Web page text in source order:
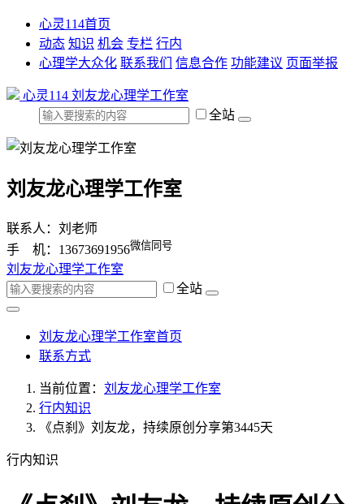
心灵114首页
动态 知识 机会 专栏 行内
心理学大众化 联系我们 信息合作 功能建议 页面举报
心灵114 刘友龙心理学工作室
全站
刘友龙心理学工作室
联系人：刘老师
手 机：13673691956微信同号
刘友龙心理学工作室
全站
刘友龙心理学工作室首页
联系方式
当前位置： 刘友龙心理学工作室
行内知识
《点刹》刘友龙，持续原创分享第3445天
行内知识